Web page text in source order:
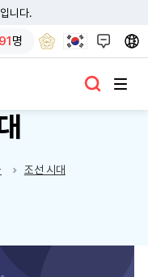
니다.
명
조선 시대